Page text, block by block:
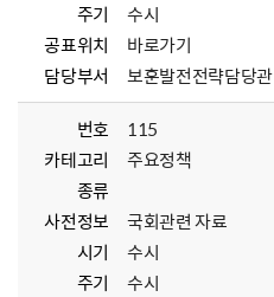
주기
수시
공표위치
바로가기
담당부서
보훈발전전략담당관
번호
115
카테고리
주요정책
종류
사전정보
국회관련 자료
시기
수시
주기
수시